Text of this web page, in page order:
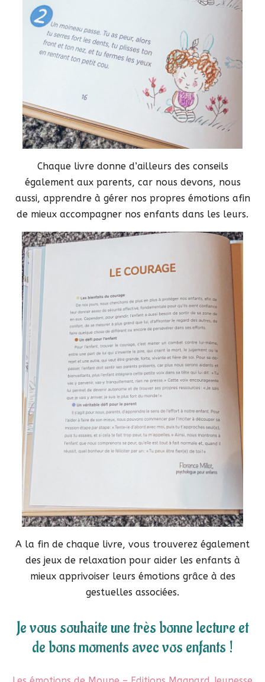
Chaque livre donne d’ailleurs des conseils
également aux parents, car nous devons, nous
aussi, apprendre à gérer nos propres émotions afin
de mieux accompagner nos enfants dans les leurs.
A la fin de chaque livre, vous trouverez également
des jeux de relaxation pour aider les enfants à
mieux apprivoiser leurs émotions grâce à des
gestuelles associées.
Je vous souhaite une très bonne lecture et
de bons moments avec vos enfants !